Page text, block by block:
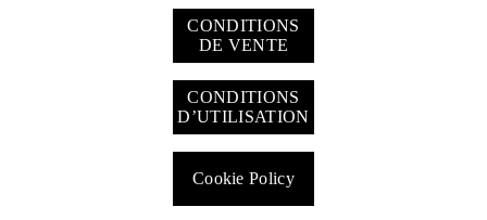
CONDITIONS
D’UTILISATION
CONDITIONS
DE VENTE
Cookie Policy